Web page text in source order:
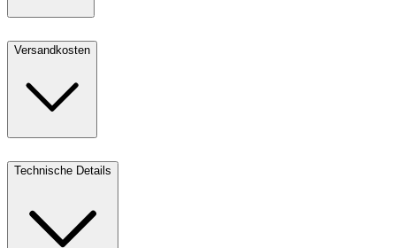
Versandkosten
Technische Details